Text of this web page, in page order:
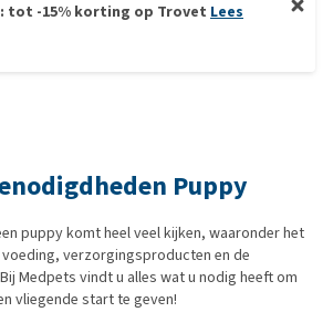
tot -15% korting op Trovet Lees
Puppy
puppy komt heel veel kijken, waaronder het
verzorgingsproducten en de
Medpets vindt u alles wat u nodig heeft om
vliegende start te geven!